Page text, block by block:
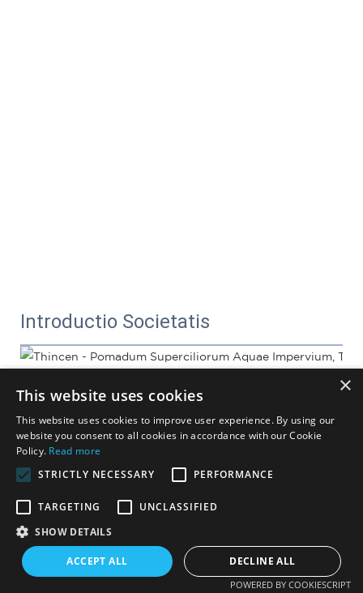
Introductio Societatis
×
This website uses cookies
This website uses cookies to improve user experience. By using our
website you consent to all cookies in accordance with our Cookie
Policy. Read more
STRICTLY NECESSARY
PERFORMANCE
TARGETING
UNCLASSIFIED
SHOW DETAILS
ACCEPT ALL DECLINE ALL
POWERED BY COOKIESCRIPT